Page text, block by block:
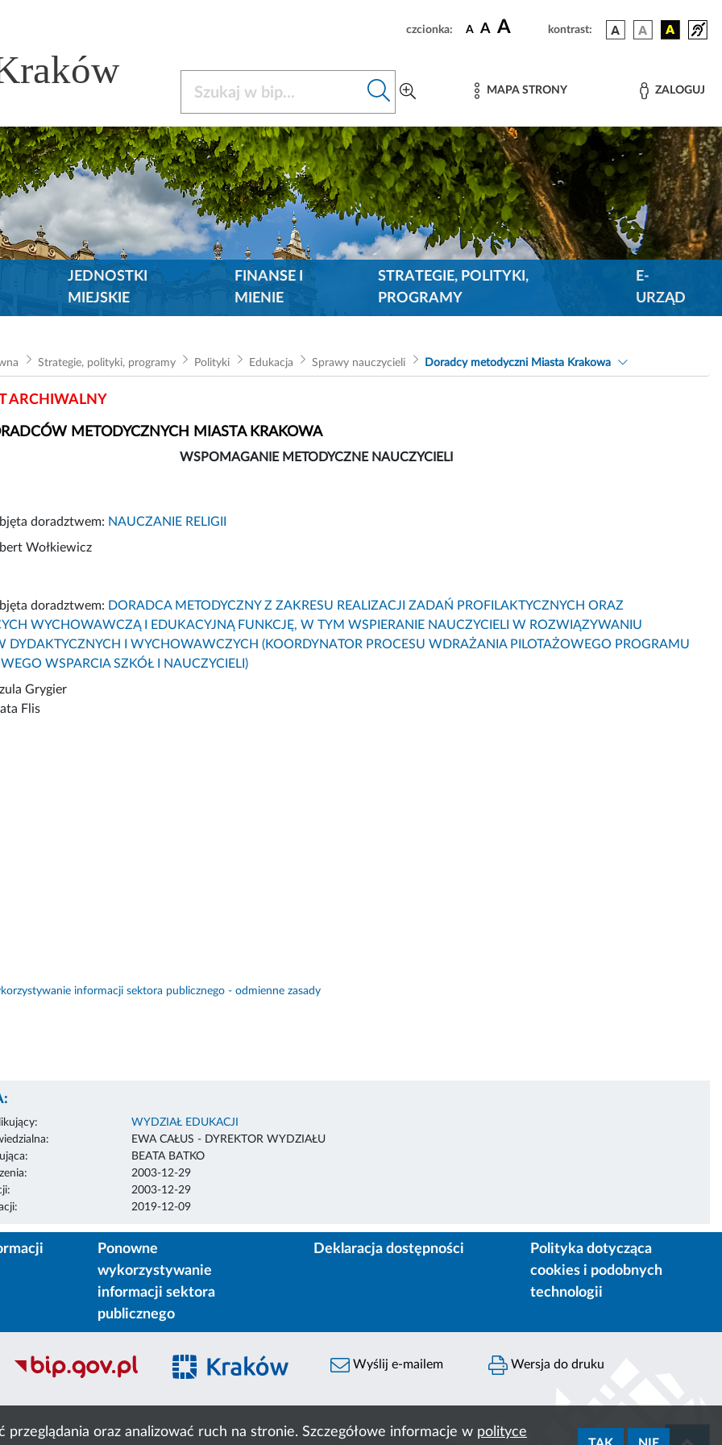
oraz analizować ruch na stronie. Szczegółowe informacje w polityce
czcionka: A A A kontrast:
MAPA STRONY ZALOGUJ
JEDNOSTKI
MIEJSKIE
FINANSE I
MIENIE
STRATEGIE, POLITYKI,
PROGRAMY
E-
URZĄD
Strategie, polityki, programy Polityki Edukacja Sprawy nauczycieli Doradcy metodyczni Miasta Krakowa
ARCHIWALNY
METODYCZNYCH MIASTA KRAKOWA
WSPOMAGANIE METODYCZNE NAUCZYCIELI
doradztwem: NAUCZANIE RELIGII
Wołkiewicz
doradztwem: DORADCA METODYCZNY Z ZAKRESU REALIZACJI ZADAŃ PROFILAKTYCZNYCH ORAZ
WYCHOWAWCZĄ I EDUKACYJNĄ FUNKCJĘ, W TYM WSPIERANIE NAUCZYCIELI W ROZWIĄZYWANIU
DYDAKTYCZNYCH I WYCHOWAWCZYCH (KOORDYNATOR PROCESU WDRAŻANIA PILOTAŻOWEGO PROGRAMU
WSPARCIA SZKÓŁ I NAUCZYCIELI)
Grygier
Flis
informacji sektora publicznego - odmienne zasady
WYDZIAŁ EDUKACJI
EWA CAŁUS - DYREKTOR WYDZIAŁU
BEATA BATKO
2003-12-29
2003-12-29
2019-12-09
Ponowne
wykorzystywanie
informacji sektora
publicznego
Deklaracja dostępności
Polityka dotycząca
cookies i podobnych
technologii
Wyślij e-mailem Wersja do druku